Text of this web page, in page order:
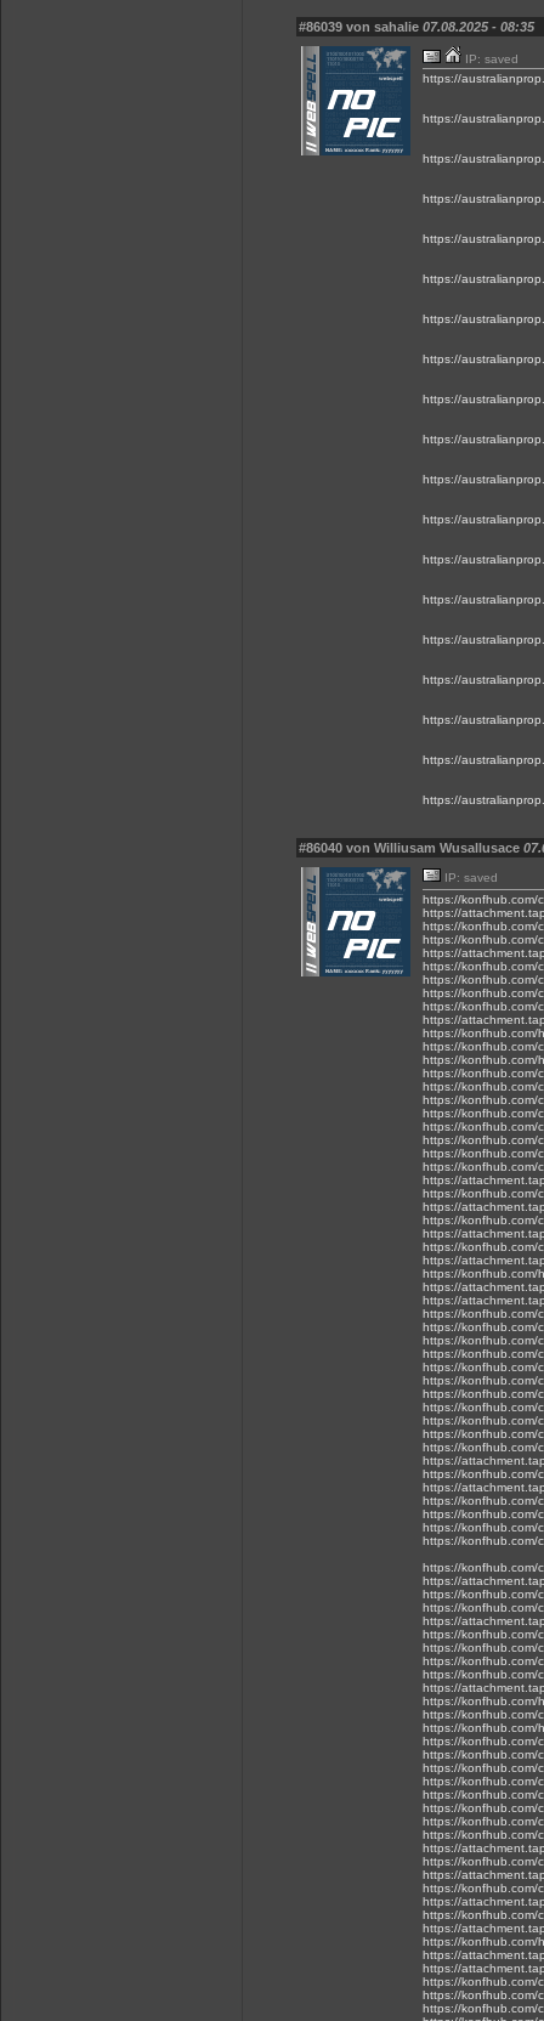
#86039 von sahalie 07.08.2025 - 08:35
IP: saved
https://
https://
https://
https://
https://
https://
https://
https://
https://
https://
https://
https://
https://
https://
https://
https://
https://
https://
https://
#86040 von Williusam Wusallusace
IP: saved
https://konfhub.com/
https://
https://konfhub.com/
https://konfhub.com/
https://
https://konfhub.com/
https://konfhub.com/
https://konfhub.com/
https://konfhub.com/
https://
https://konfhub.com/
https://konfhub.com/
https://konfhub.com/
https://konfhub.com/
https://konfhub.com/
https://konfhub.com/
https://konfhub.com/
https://konfhub.com/
https://konfhub.com/
https://konfhub.com/
https://konfhub.com/
https://
https://konfhub.com/
https://
https://konfhub.com/
https://
https://konfhub.com/
https://
https://konfhub.com/
https://
https://
https://konfhub.com/
https://konfhub.com/
https://konfhub.com/
https://konfhub.com/
https://konfhub.com/
https://konfhub.com/
https://konfhub.com/
https://konfhub.com/
https://konfhub.com/
https://konfhub.com/
https://konfhub.com/
https://
https://konfhub.com/
https://
https://konfhub.com/
https://konfhub.com/
https://konfhub.com/
https://konfhub.com/
https://konfhub.com/
https://
https://konfhub.com/
https://konfhub.com/
https://
https://konfhub.com/
https://konfhub.com/
https://konfhub.com/
https://konfhub.com/
https://
https://konfhub.com/
https://konfhub.com/
https://konfhub.com/
https://konfhub.com/
https://konfhub.com/
https://konfhub.com/
https://konfhub.com/
https://konfhub.com/
https://konfhub.com/
https://konfhub.com/
https://konfhub.com/
https://
https://konfhub.com/
https://
https://konfhub.com/
https://
https://konfhub.com/
https://
https://konfhub.com/
https://
https://
https://konfhub.com/
https://konfhub.com/
https://konfhub.com/